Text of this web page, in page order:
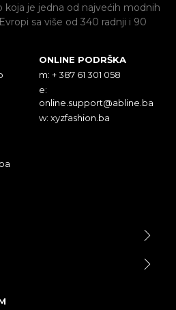
koja je jedna od najvećih modnih
sa više od 340 radnji i 90
ONLINE PODRŠKA
m: + 387 61 301 058
e:
online.support@abline.ba
w: xyzfashion.ba